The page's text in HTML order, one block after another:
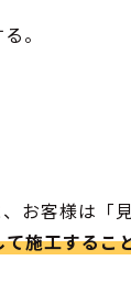
。
お客様は「
施工するこ